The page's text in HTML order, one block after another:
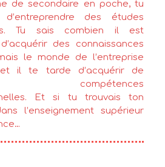
de secondaire en poche, tu
d’entreprendre des études
Tu sais combien il est
des connaissances
le monde de l’entreprise
et il te tarde d’acquérir de
compétences
Et si tu trouvais ton
l’enseignement supérieur